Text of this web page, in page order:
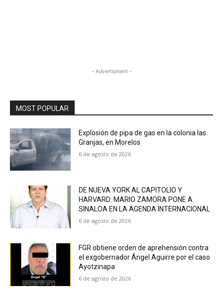
- Advertisment -
MOST POPULAR
Explosión de pipa de gas en la colonia las
Granjas, en Morelos
6 de agosto de 2026
DE NUEVA YORK AL CAPITOLIO Y
HARVARD: MARIO ZAMORA PONE A
SINALOA EN LA AGENDA INTERNACIONAL
6 de agosto de 2026
FGR obtiene orden de aprehensión contra
el exgobernador Ángel Aguirre por el caso
Ayotzinapa
6 de agosto de 2026